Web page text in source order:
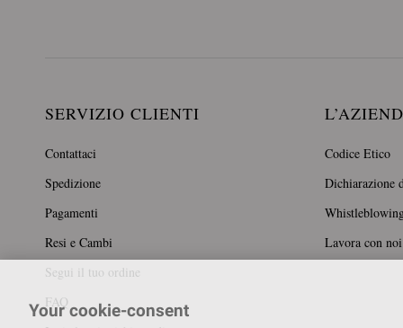
SERVIZIO CLIENTI
Contattaci
Spedizione
Pagamenti
Resi e Cambi
Segui il tuo ordine
FAQ
Codice Etico
Dichiarazione
Lavora con noi
Your cookie-consent